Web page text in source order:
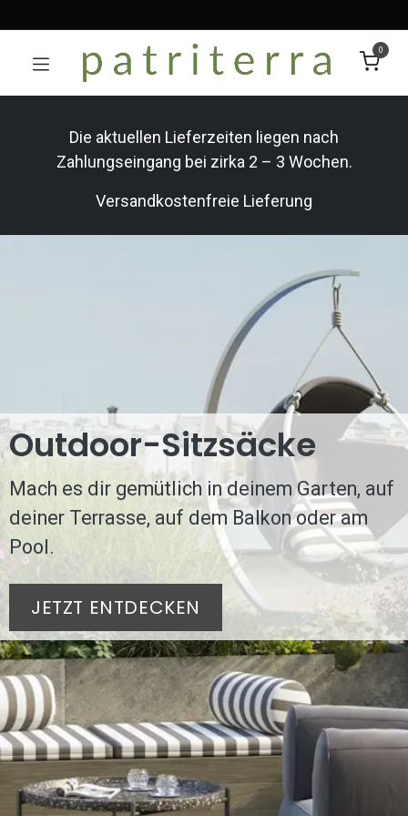
0
Die aktuellen Lieferzeiten liegen nach
Zahlungseingang bei zirka 2 – 3 Wochen.
Versandkostenfreie Lieferung
Outdoor-Sitzsäcke
Mach es dir gemütlich in deinem Garten, auf
deiner Terrasse, auf dem Balkon oder am
Pool.
JETZT ENTDECKE​​N